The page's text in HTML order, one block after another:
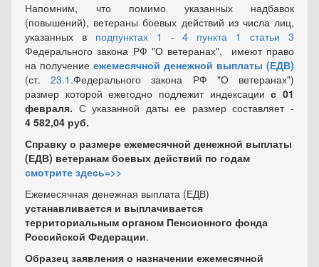
Напомним, что помимо указанных надбавок
(повышений), ветераны боевых действий из числа лиц,
указанных в подпунктах 1 -4 пункта 1 статьи 3
Федерального закона РФ "О ветеранах", имеют право
на получение ежемесячной денежной выплаты (ЕДВ)
(ст. 23.1.Федерального закона РФ "О ветеранах")
размер которой ежегодно подлежит индексациис 01
февраля. С указанной даты ее размер составляет -
4 582,04 руб.
Справку о размере ежемесячной денежной выплаты
(ЕДВ) ветеранам боевых действий по годам
смотрите здесь=>>
Ежемесячная денежная выплата (ЕДВ)
устанавливается и выплачивается
территориальным органом Пенсионного фонда
Российской Федерации.
Образец заявления о назначении ежемесячной